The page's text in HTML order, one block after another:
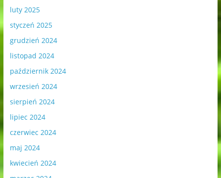
luty 2025
styczeń 2025
grudzień 2024
listopad 2024
październik 2024
wrzesień 2024
sierpień 2024
lipiec 2024
czerwiec 2024
maj 2024
kwiecień 2024